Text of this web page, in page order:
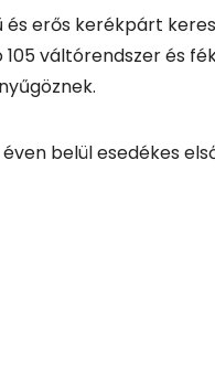
erős kerékpárt
váltórendszer és
belül esedékes